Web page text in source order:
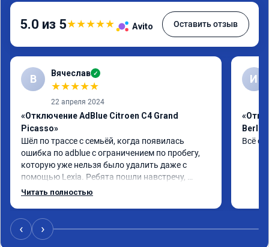
5.0 из 5★★★★★ Avito Оставить отзыв
В Вячеслав ✓
★★★★★
22 апреля 2024
«Отключение AdBlue Citroen C4 Grand
Picasso»
Шёл по трассе с семьёй, когда появилась
ошибка по adblue с ограничением по пробегу,
которую уже нельзя было удалить даже с
помощью Lexia. Ребята пошли навстречу,
оперативно приняли и за час отшили как
Читать полностью
И
Всё
‹ ›